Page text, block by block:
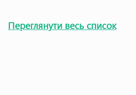
Переглянути весь список